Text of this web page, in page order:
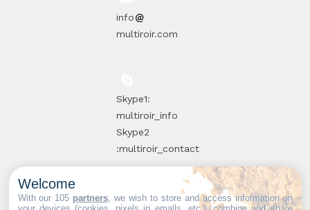
info
multiroir.com
Skype1:
multiroir_info
Skype2
:multiroir_contact
10, route de
Welcome
With our 105 partners , we wish to store and access information on
your devices (cookies, pixels in emails, etc.), combine and share